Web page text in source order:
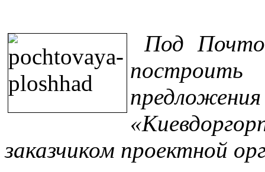
Под
заказчиком проектной